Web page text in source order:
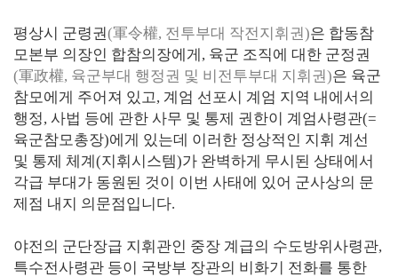
평상시 군령권(軍令權, 전투부대 작전지휘권)은 합동참
모본부 의장인 합참의장에게, 육군 조직에 대한 군정권
(軍政權, 육군부대 행정권 및 비전투부대 지휘권)은 육군
참모에게 주어져 있고, 계엄 선포시 계엄 지역 내에서의
행정, 사법 등에 관한 사무 및 통제 권한이 계엄사령관(=
육군참모총장)에게 있는데 이러한 정상적인 지휘 계선
및 통제 체계(지휘시스템)가 완벽하게 무시된 상태에서
각급 부대가 동원된 것이 이번 사태에 있어 군사상의 문
제점 내지 의문점입니다.
야전의 군단장급 지휘관인 중장 계급의 수도방위사령관,
특수전사령관 등이 국방부 장관의 비화기 전화를 통한